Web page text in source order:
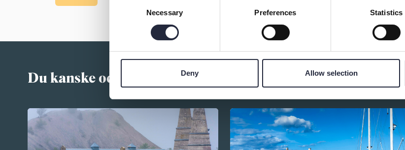
Necessary Preferences Statistics
Deny Allow selection
Du kanske också är intresserad av: